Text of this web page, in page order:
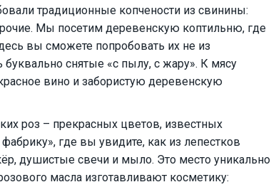
традиционные копчености из свинины:
Мы посетим деревенскую коптильню, где
вы сможете попробовать их не из
снятые «с пылу, с жару». К мясу
вино и забористую деревенскую
роз – прекрасных цветов, известных
где вы увидите, как из лепестков
душистые свечи и мыло. Это место уникально
масла изготавливают косметику: